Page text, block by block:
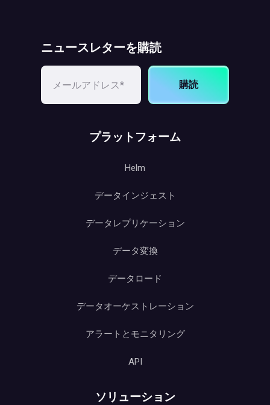
ニュースレターを購読
購読
プラットフォーム
Helm
データインジェスト
データレプリケーション
データ変換
データロード
データオーケストレーション
アラートとモニタリング
API
ソリューション